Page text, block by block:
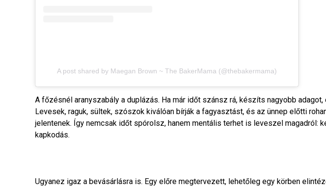
A post shared by Maegan Brown ~ The BakerMama (@thebakermama)
A főzésnél aranyszabály a duplázás. Ha már időt szánsz rá, készíts nagyobb
Levesek, raguk, sültek, szószok kiválóan bírják a fagyasztást, és az ünnep előtti
jelentenek. Így nemcsak időt spórolsz, hanem mentális terhet is leveszel magadról:
kapkodás.
Ugyanez igaz a bevásárlásra is. Egy előre megtervezett, lehetőleg egy körben